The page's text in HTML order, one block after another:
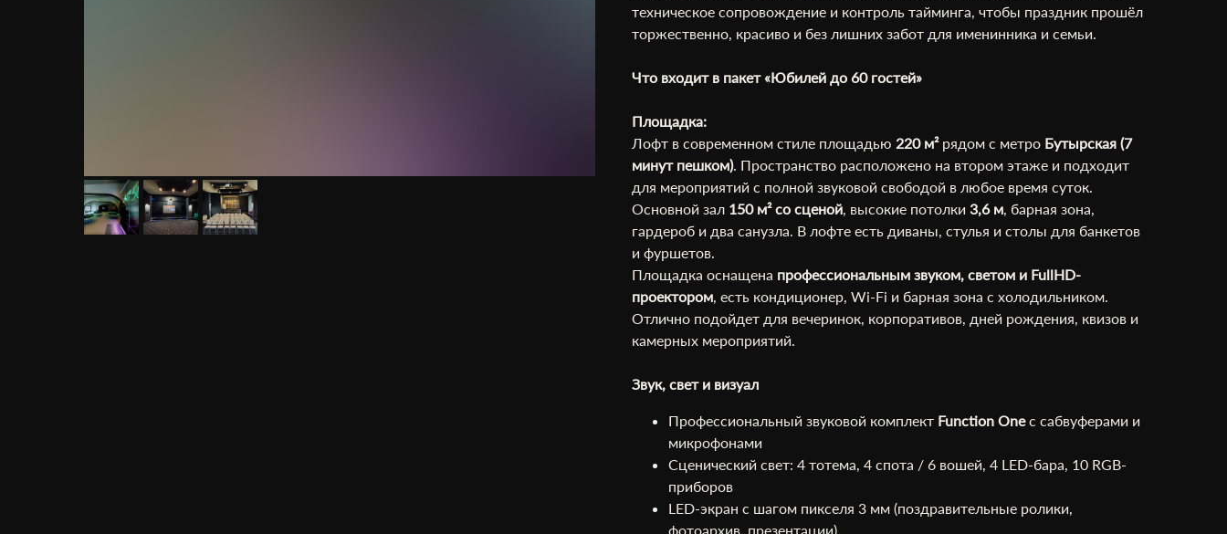
техническое сопровождение и контроль тайминга, чтобы праздник прошёл
торжественно, красиво и без лишних забот для именинника и семьи.
Что входит в пакет «Юбилей до 60 гостей»
Площадка:
Лофт в современном стиле площадью 220 м²рядом с метро Бутырская (7
минут пешком). Пространство расположено на втором этаже и подходит
для мероприятий с полной звуковой свободой в любое время суток.
Основной зал 150 м² со сценой, высокие потолки 3,6 м, барная зона,
гардероб и два санузла. В лофте есть диваны, стулья и столы для банкетов
и фуршетов.
Площадка оснащена профессиональным звуком, светом и FullHD-
проектором, есть кондиционер, Wi-Fi и барная зона с холодильником.
Отлично подойдет для вечеринок, корпоративов, дней рождения, квизов и
камерных мероприятий.
Звук, свет и визуал
Профессиональный звуковой комплект Function Oneс сабвуферами и
микрофонами
Сценический свет: 4 тотема, 4 спота / 6 вошей, 4 LED-бара, 10 RGB-
приборов
LED-экран с шагом пикселя 3 мм (поздравительные ролики,
фотоархив, презентации)